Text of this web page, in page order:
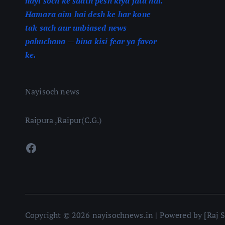
Hamara aim hai desh ke har kone
tak sach aur unbiased news
pahuchana — bina kisi fear ya favor
ke.
Nayisoch news
Raipura ,Raipur(C.G.)
Facebook
Copyright © 2026 nayisochnews.in | Powered by [Raj